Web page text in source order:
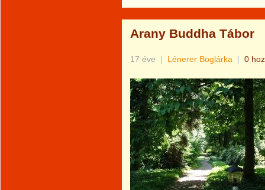
Arany Buddha Tábor
17 éve | Lénerer Boglárka | 0